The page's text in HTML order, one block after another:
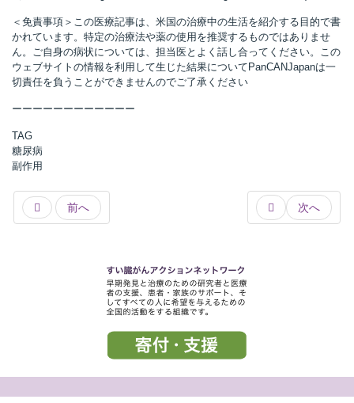
＜免責事項＞この医療記事は、米国の治療中の生活を紹介する目的で書
かれています。特定の治療法や薬の使用を推奨するものではありませ
ん。ご自身の病状については、担当医とよく話し合ってください。この
ウェブサイトの情報を利用して生じた結果についてPanCANJapanは一
切責任を負うことができませんのでご了承ください
ーーーーーーーーーーーー
TAG
糖尿病
副作用
前へ 次へ